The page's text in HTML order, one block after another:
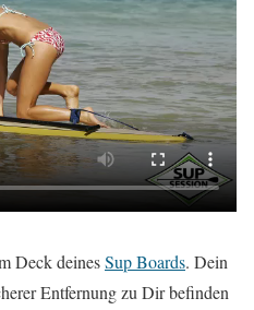
Deck deinesSup Boards. Dein
Entfernung zu Dir befinden